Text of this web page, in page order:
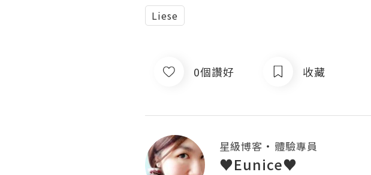
Liese
0個讚好 收藏
星級博客 ・ 體驗專員
♥Eunice♥